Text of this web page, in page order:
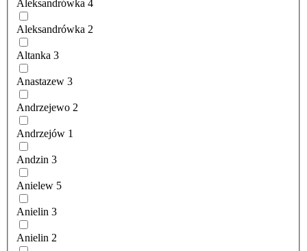
Aleksandrówka 4
Aleksandrówka 2
Altanka 3
Anastazew 3
Andrzejewo 2
Andrzejów 1
Andzin 3
Anielew 5
Anielin 3
Anielin 2